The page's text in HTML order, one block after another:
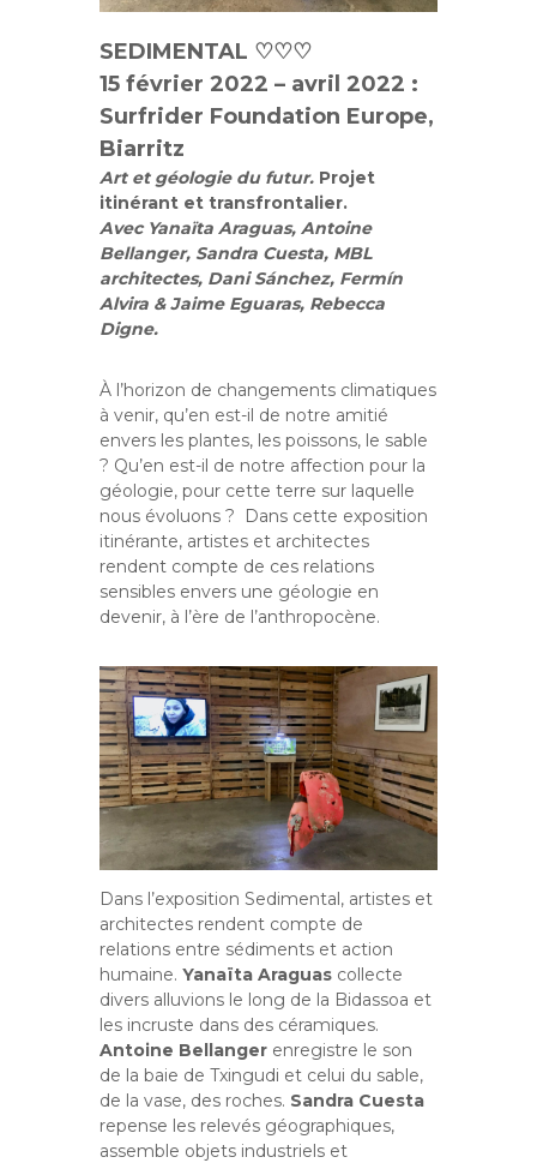
SEDIMENTAL ♡♡♡
15 février 2022 – avril 2022 :
Surfrider Foundation Europe,
Biarritz
Art et géologie du futur. Projet
itinérant et transfrontalier.
Avec Yanaïta Araguas, Antoine
Bellanger, Sandra Cuesta, MBL
architectes, Dani Sánchez, Fermín
Alvira & Jaime Eguaras, Rebecca
Digne.
À l’horizon de changements climatiques
à venir, qu’en est-il de notre amitié
envers les plantes, les poissons, le sable
? Qu’en est-il de notre affection pour la
géologie, pour cette terre sur laquelle
nous évoluons ? Dans cette exposition
itinérante, artistes et architectes
rendent compte de ces relations
sensibles envers une géologie en
devenir, à l’ère de l’anthropocène.
Dans l’exposition Sedimental, artistes et
architectes rendent compte de
relations entre sédiments et action
humaine.Yanaïta Araguas collecte
divers alluvions le long de la Bidassoa et
les incruste dans des céramiques.
Antoine Bellanger enregistre le son
de la baie de Txingudi et celui du sable,
de la vase, des roches. Sandra Cuesta
repense les relevés géographiques,
assemble objets industriels et